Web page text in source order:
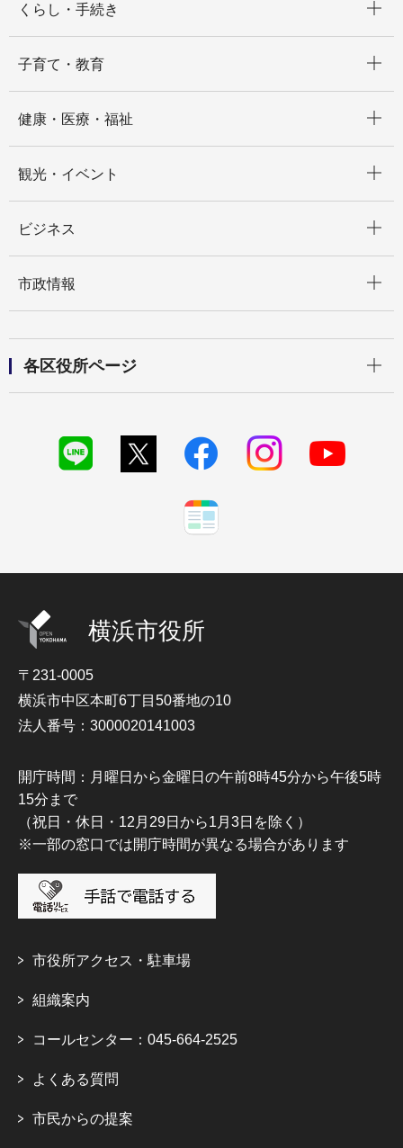
くらし・手続き
子育て・教育
健康・医療・福祉
観光・イベント
ビジネス
市政情報
各区役所ページ
横浜市役所
〒231-0005
横浜市中区本町6丁目50番地の10
法人番号：3000020141003
開庁時間：月曜日から金曜日の午前8時45分から午後5時
15分まで
（祝日・休日・12月29日から1月3日を除く）
※一部の窓口では開庁時間が異なる場合があります
市役所アクセス・駐車場
組織案内
コールセンター：045-664-2525
よくある質問
市民からの提案